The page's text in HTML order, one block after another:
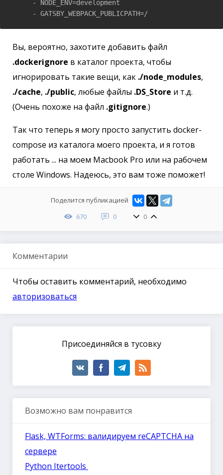
     - NODE_ENV=development
     - GATSBY_WEBPACK_PUBLICPATH=/
Вы, вероятно, захотите добавить файл
.dockerignore в каталог проекта, чтобы
игнорировать такие вещи, как ./node_modules,
./cache, ./public, любые файлы .DS_Store и т.д.
(Очень похоже на файл .gitignore.)
Так что теперь я могу просто запустить docker-
compose из каталога моего проекта, и я готов
работать ... на моем Macbook Pro или на рабочем
столе Windows. Надеюсь, это вам тоже поможет!
Поделится публикацией
670
0 0
Комментарии
Чтобы оставить комментарий, необходимо
авторизоваться
Присоединяйся в тусовку
Возможно вам понравится
Flask, WTForms: валидируем reCAPTCHA на
сервере
Python Itertools